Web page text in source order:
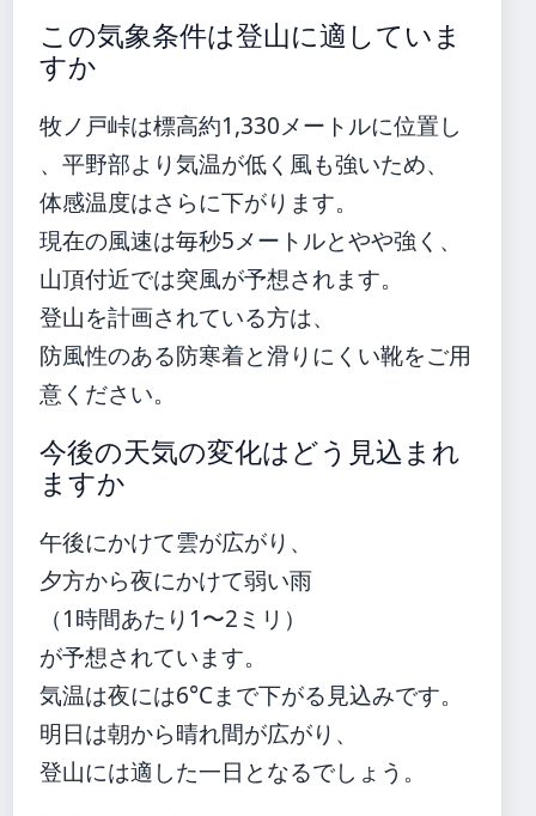
この気象条件は登山に適していま
すか
牧ノ戸峠は標高約1,330メートルに位置し
、平野部より気温が低く風も強いため、
体感温度はさらに下がります。
現在の風速は毎秒5メートルとやや強く、
山頂付近では突風が予想されます。
登山を計画されている方は、
防風性のある防寒着と滑りにくい靴をご用
意ください。
今後の天気の変化はどう見込まれ
ますか
午後にかけて雲が広がり、
夕方から夜にかけて弱い雨
（1時間あたり1〜2ミリ）
が予想されています。
気温は夜には6°Cまで下がる見込みです。
明日は朝から晴れ間が広がり、
登山には適した一日となるでしょう。